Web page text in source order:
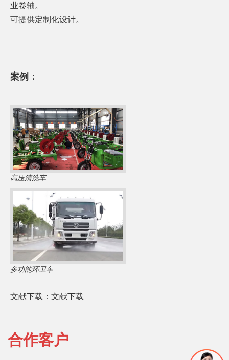
业卷轴。
可提供定制化设计。
案例：
高压清洗车
多功能环卫车
文献下载：文献下载
合作客户